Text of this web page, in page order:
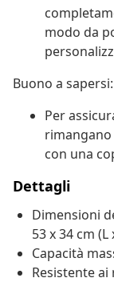
modo da
Buono a sapersi:
Per
con una
Dettagli
Dimensioni
53 x 34 cm (L
Capacità
Resistente ai